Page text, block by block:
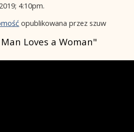
4:10pm.
opublikowana przez szuw
Loves a Woman"